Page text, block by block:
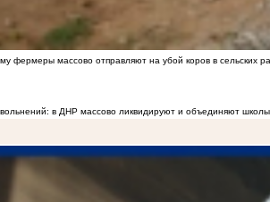
фермеры массово отправляют на убой коров в сельских
в ДНР массово ликвидируют и объединяют